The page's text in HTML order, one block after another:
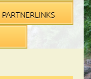
PARTNERLINKS